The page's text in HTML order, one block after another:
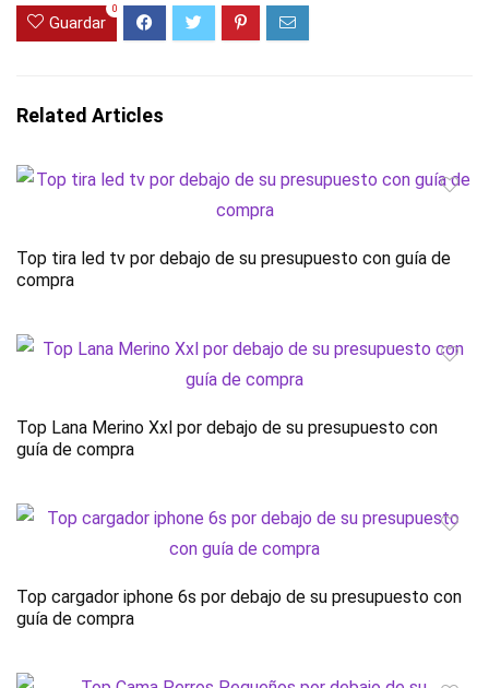
Guardar
0
Related Articles
Top tira led tv por debajo de su presupuesto con guía de
compra
Top Lana Merino Xxl por debajo de su presupuesto con
guía de compra
Top cargador iphone 6s por debajo de su presupuesto con
guía de compra